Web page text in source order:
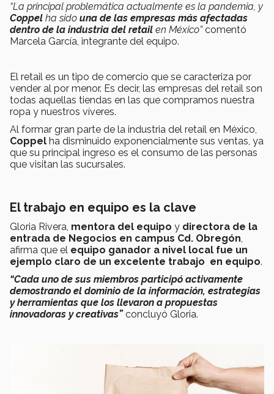
“La principal problemática actualmente es la pandemia, y
Coppel ha sido una de las empresas más afectadas
dentro de la industria del retail en México”comentó
Marcela García, integrante del equipo.
El retail es un tipo de comercio que se caracteriza por
vender al por menor. Es decir, las empresas del retail son
todas aquellas tiendas en las que compramos nuestra
ropa y nuestros víveres.
Al formar gran parte de la industria del retail en México,
Coppel ha disminuido exponencialmente sus ventas, ya
que su principal ingreso es el consumo de las personas
que visitan las sucursales.
El trabajo en equipo es la clave
Gloria Rivera, mentora del equipo y directora de la
entrada de Negocios en campus Cd. Obregón,
afirma que el equipo ganador a nivel local fue un
ejemplo claro de un excelente trabajo en equipo.
“Cada uno de sus miembros participó activamente
demostrando el dominio de la información, estrategias
y herramientas que los llevaron a propuestas
innovadoras y creativas” concluyó Gloria.